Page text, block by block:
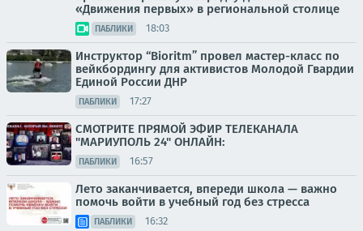
«Движения первых» в региональной столице
ПАБЛИКИ 18:03
Инструктор “Bioritm” провел мастер-класс по
вейкбордингу для активистов Молодой Гвардии
Единой России ДНР
ПАБЛИКИ 17:27
СМОТРИТЕ ПРЯМОЙ ЭФИР ТЕЛЕКАНАЛА
"МАРИУПОЛЬ 24" ОНЛАЙН:
ПАБЛИКИ 16:57
Лето заканчивается, впереди школа — важно
помочь войти в учебный год без стресса
ПАБЛИКИ 16:32